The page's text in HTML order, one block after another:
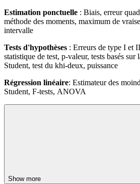
Estimation ponctuelle : Biais, erreur
méthode des moments, maximum de
intervalle
Tests d'hypothèses : Erreurs de type I et
statistique de test, p-valeur, tests basés
Student, test du khi-deux, puissance
Régression linéaire: Estimateur des
Student, F-tests, ANOVA
Show more